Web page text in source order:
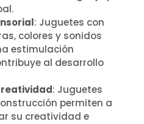
: Juguetes con
colores y sonidos
estimulación
al desarrollo
: Juguetes
permiten a
su creatividad e